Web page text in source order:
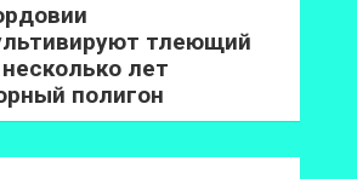
тлеющий
лет
полигон